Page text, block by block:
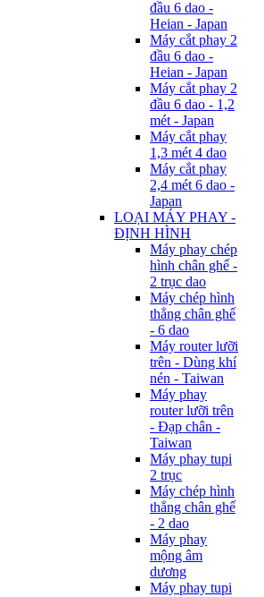
đầu 6 dao -
Heian - Japan
Máy cắt phay 2
đầu 6 dao -
Heian - Japan
Máy cắt phay 2
đầu 6 dao - 1,2
mét - Japan
Máy cắt phay
1,3 mét 4 dao
Máy cắt phay
2,4 mét 6 dao -
Japan
LOẠI MÁY PHAY -
ĐỊNH HÌNH
Máy phay chép
hình chân ghế -
2 trục dao
Máy chép hình
thẳng chân ghế
- 6 dao
Máy router lưỡi
trên - Dùng khí
nén - Taiwan
Máy phay
router lưỡi trên
- Đạp chân -
Taiwan
Máy phay tupi
2 trục
Máy chép hình
thẳng chân ghế
- 2 dao
Máy phay
mộng âm
dương
Máy phay tupi